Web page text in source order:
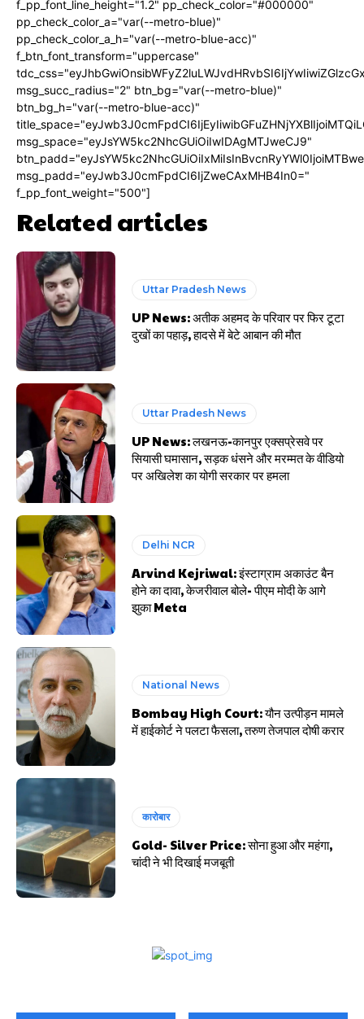
f_pp_font_line_height="1.2" pp_check_color="#000000"
pp_check_color_a="var(--metro-blue)"
pp_check_color_a_h="var(--metro-blue-acc)"
f_btn_font_transform="uppercase"
msg_succ_radius="2" btn_bg="var(--metro-blue)"
btn_bg_h="var(--metro-blue-acc)"
msg_space="eyJsYW5kc2NhcGUiOiIwIDAgMTJweCJ9"
msg_padd="eyJwb3J0cmFpdCI6IjZweCAxMHB4In0="
f_pp_font_weight="500"]
Related articles
Uttar Pradesh News
UP News: अतीक अहमद के परिवार पर फिर टूटा
दुखों का पहाड़, हादसे में बेटे आबान की मौत
Uttar Pradesh News
UP News: लखनऊ-कानपुर एक्सप्रेसवे पर
सियासी घमासान, सड़क धंसने और मरम्मत के वीडियो
पर अखिलेश का योगी सरकार पर हमला
Delhi NCR
Arvind Kejriwal: इंस्टाग्राम अकाउंट बैन
होने का दावा, केजरीवाल बोले- पीएम मोदी के आगे
झुका Meta
National News
Bombay High Court: यौन उत्पीड़न मामले
में हाईकोर्ट ने पलटा फैसला, तरुण तेजपाल दोषी करार
कारोबार
Gold- Silver Price: सोना हुआ और महंगा,
चांदी ने भी दिखाई मजबूती